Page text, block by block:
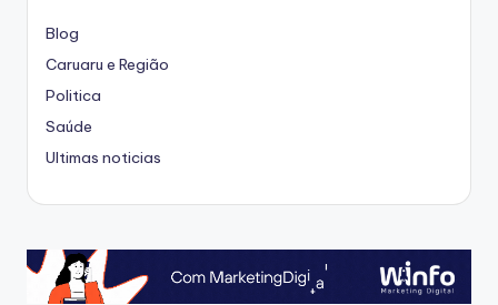
Blog
Caruaru e Região
Politica
Saúde
Ultimas noticias